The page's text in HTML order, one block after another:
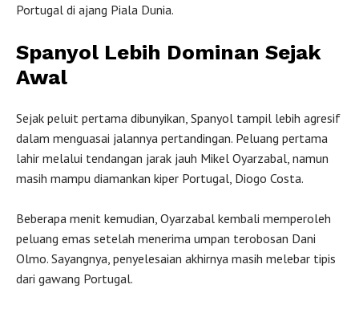
Portugal di ajang Piala Dunia.
Spanyol Lebih Dominan Sejak
Awal
Sejak peluit pertama dibunyikan, Spanyol tampil lebih agresif
dalam menguasai jalannya pertandingan. Peluang pertama
lahir melalui tendangan jarak jauh Mikel Oyarzabal, namun
masih mampu diamankan kiper Portugal, Diogo Costa.
Beberapa menit kemudian, Oyarzabal kembali memperoleh
peluang emas setelah menerima umpan terobosan Dani
Olmo. Sayangnya, penyelesaian akhirnya masih melebar tipis
dari gawang Portugal.